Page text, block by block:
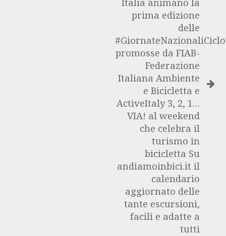
prima edizione
delle
promosse da FIAB-
Federazione
Italiana Ambiente
e Bicicletta e
ActiveItaly 3, 2, 1…
VIA! al weekend
che celebra il
turismo in
bicicletta Su
andiamoinbici.it il
calendario
aggiornato delle
tante escursioni,
facili e adatte a
tutti